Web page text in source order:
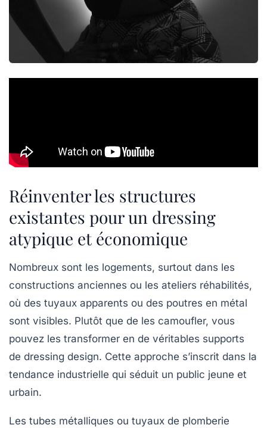
Réinventer les structures
existantes pour un dressing
atypique et économique
Nombreux sont les logements, surtout dans les
constructions anciennes ou les ateliers réhabilités,
où des tuyaux apparents ou des poutres en métal
sont visibles. Plutôt que de les camoufler, vous
pouvez les transformer en de véritables supports
de dressing design. Cette approche s’inscrit dans la
tendance industrielle qui séduit un public jeune et
urbain.
Les tubes métalliques ou tuyaux de plomberie